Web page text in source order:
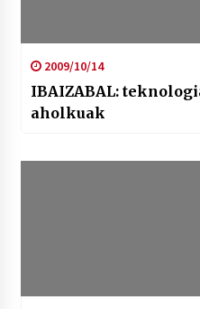
2009/10/14
IBAIZABAL:
aholkuak